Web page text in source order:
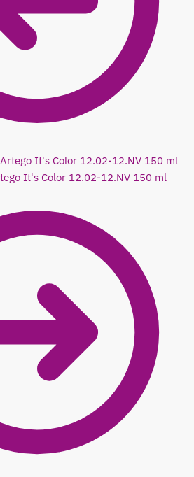
It's Color 12.02-12.NV 150 ml